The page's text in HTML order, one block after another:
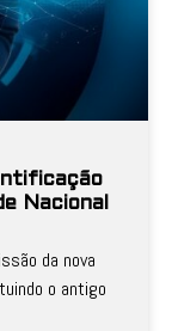
Nacional
da nova
o antigo